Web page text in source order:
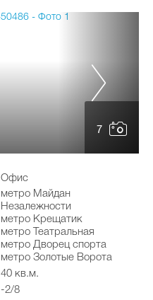
7
Офис
метро Майдан
Незалежности
метро Крещатик
метро Театральная
метро Дворец спорта
метро Золотые Ворота
40 кв.м.
-2/8